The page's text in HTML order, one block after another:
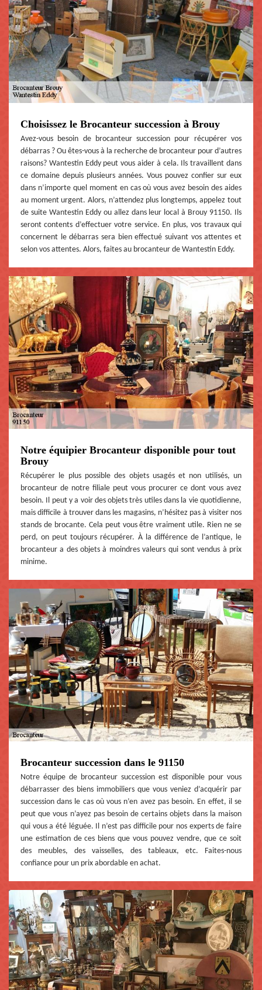
Choisissez le Brocanteur succession à Brouy
Avez-vous besoin de brocanteur succession pour récupérer vos
débarras ? Ou êtes-vous à la recherche de brocanteur pour d’autres
raisons? Wantestin Eddy peut vous aider à cela. Ils travaillent dans
ce domaine depuis plusieurs années. Vous pouvez confier sur eux
dans n’importe quel moment en cas où vous avez besoin des aides
au moment urgent. Alors, n’attendez plus longtemps, appelez tout
de suite Wantestin Eddy ou allez dans leur local à Brouy 91150. Ils
seront contents d’effectuer votre service. En plus, vos travaux qui
concernent le débarras sera bien effectué suivant vos attentes et
selon vos attentes. Alors, faites au brocanteur de Wantestin Eddy.
Notre équipier Brocanteur disponible pour tout
Brouy
Récupérer le plus possible des objets usagés et non utilisés, un
brocanteur de notre filiale peut vous procurer ce dont vous avez
besoin. Il peut y a voir des objets très utiles dans la vie quotidienne,
mais difficile à trouver dans les magasins, n’hésitez pas à visiter nos
stands de brocante. Cela peut vous être vraiment utile. Rien ne se
perd, on peut toujours récupérer. À la différence de l’antique, le
brocanteur a des objets à moindres valeurs qui sont vendus à prix
minime.
Brocanteur succession dans le 91150
Notre équipe de brocanteur succession est disponible pour vous
débarrasser des biens immobiliers que vous veniez d’acquérir par
succession dans le cas où vous n’en avez pas besoin. En effet, il se
peut que vous n’ayez pas besoin de certains objets dans la maison
qui vous a été léguée. Il n’est pas difficile pour nos experts de faire
une estimation de ces biens que vous pouvez vendre, que ce soit
des meubles, des vaisselles, des tableaux, etc. Faites-nous
confiance pour un prix abordable en achat.